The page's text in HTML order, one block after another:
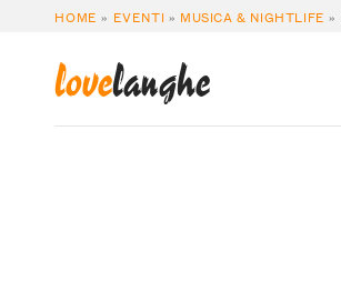
HOME » EVENTI » MUSICA & NIGHTLIFE »
lovelanghe